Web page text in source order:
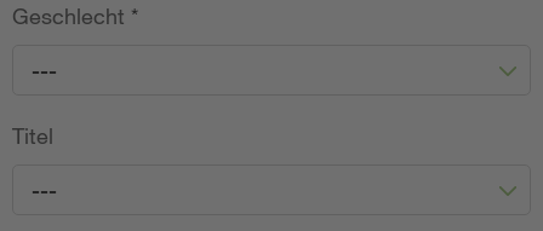
Geschlecht *
---
Titel
---